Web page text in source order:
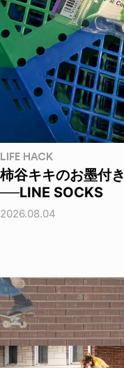
LIFE HACK
柿谷キキのお墨付き
──LINE SOCKS
2026.08.04